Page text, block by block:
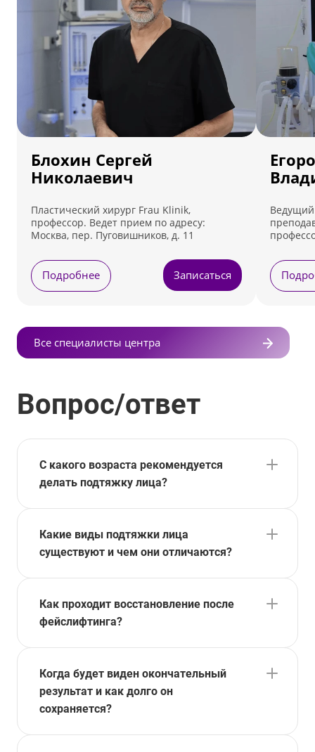
Блохин Сергей
Николаевич
Пластический хирург Frau Klinik,
профессор. Ведет прием по адресу:
Москва, пер. Пуговишников, д. 11
Подробнее Записаться
Ведущий
Все специалисты центра
Вопрос/ответ
С какого возраста рекомендуется
делать подтяжку лица?
Какие виды подтяжки лица
существуют и чем они отличаются?
Как проходит восстановление после
фейслифтинга?
Когда будет виден окончательный
результат и как долго он
сохраняется?